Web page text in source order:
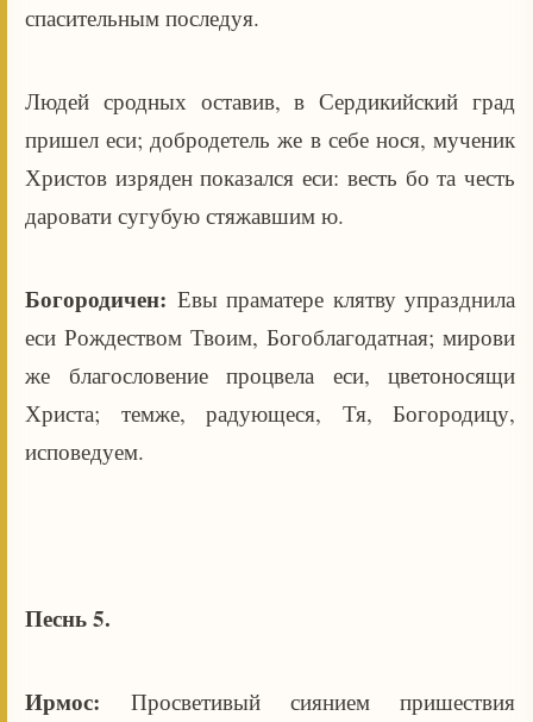
спасительным последуя.
Людей сродных оставив, в Сердикийский град
пришел еси; добродетель же в себе нося, мученик
Христов изряден показался еси: весть бо та честь
даровати сугубую стяжавшим ю.
Богородичен: Евы праматере клятву упразднила
еси Рождеством Твоим, Богоблагодатная; мирови
же благословение процвела еси, цветоносящи
Христа; темже, радующеся, Тя, Богородицу,
исповедуем.
Песнь 5.
Ирмос: Просветивый сиянием пришествия